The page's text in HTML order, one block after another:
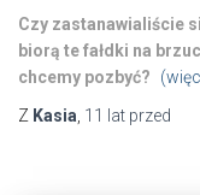
Czy zastanawialiście
biorą te fałdki na
chcemy pozbyć?
Z Kasia 11 lat przed